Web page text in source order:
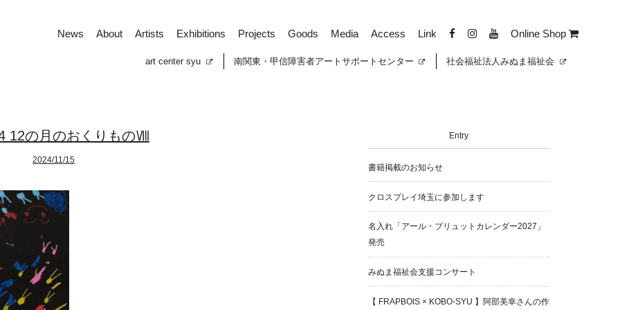
News About Artists Exhibitions Projects Goods Media Access Link Online Shop
art center syu 南関東・甲信障害者アートサポートセンター 社会福祉法人みぬま福祉会
12の月のおくりものⅧ
2024/11/15
Entry
書籍掲載のお知らせ
クロスプレイ埼玉に参加します
名入れ「アール・ブリュットカレンダー2027」
発売
みぬま福祉会支援コンサート
【 FRAPBOIS × KOBO-SYU 】阿部美幸さんの作